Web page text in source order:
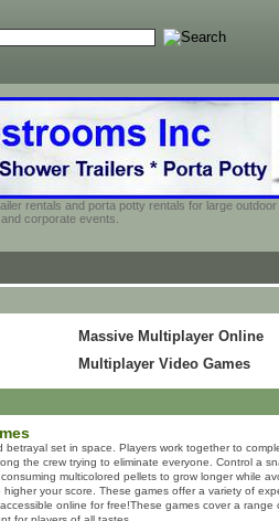
rentals and porta potty rentals for large
corporate events.
Massive Multiplayer Online
Multiplayer Video Games
betrayal set in space. Players work together to
the crew trying to eliminate everyone. Control a
multicolored pellets to grow longer while
your score. These games offer a variety of
online for free!These games cover a range